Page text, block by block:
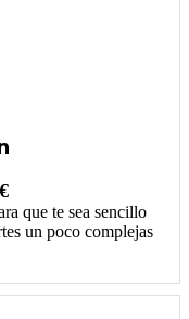
que te sea sencillo
un poco complejas